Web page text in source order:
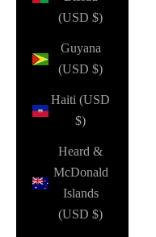
(USD $)
Guyana
(USD $)
Haiti (USD
$)
Heard &
McDonald
Islands
(USD $)